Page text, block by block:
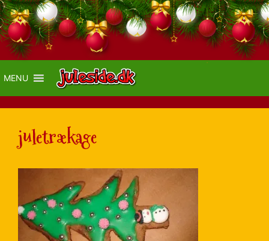
MENU
juletrækage